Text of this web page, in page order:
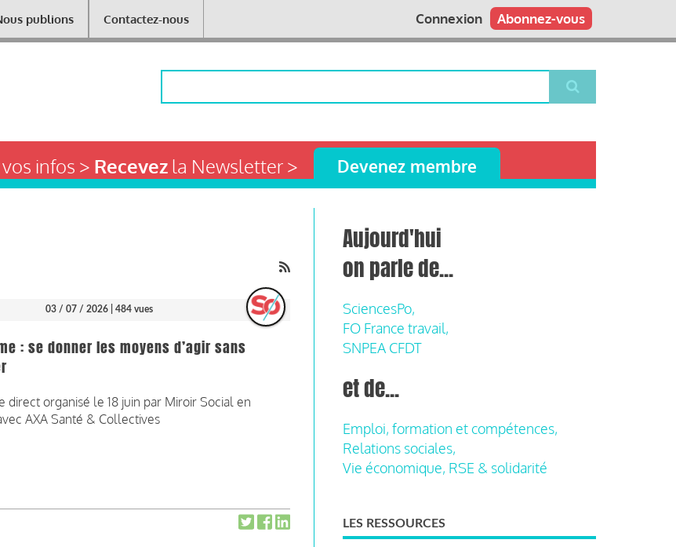
publions Contactez-nous Abonnez-vous
Connexion
infos > Recevezla Newsletter > Devenez membre
03 / 07 / 2026 | 484 vues
: se donner les moyens d’agir sans
direct organisé le 18 juin par Miroir Social en
AXA Santé & Collectives
Aujourd'hui
on parle de...
SciencesPo,
FO France travail,
SNPEA CFDT
et de...
Emploi, formation et compétences,
Relations sociales,
Vie économique, RSE & solidarité
LES RESSOURCES